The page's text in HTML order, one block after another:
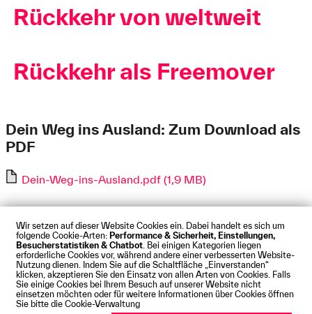
Wir setzen auf dieser Website Cookies ein. Dabei handelt es sich um
folgende Cookie-Arten: Performance & Sicherheit, Einstellungen,
Besucherstatistiken & Chatbot . Bei einigen Kategorien liegen
erforderliche Cookies vor, während andere einer verbesserten Website-
Nutzung dienen. Indem Sie auf die Schaltfläche „Einverstanden“
klicken, akzeptieren Sie den Einsatz von allen Arten von Cookies. Falls
Sie einige Cookies bei Ihrem Besuch auf unserer Website nicht
einsetzen möchten oder für weitere Informationen über Cookies öffnen
Sie bitte die Cookie-Verwaltung
Rückkehr von weltweit
Rückkehr als Freemover
Dein Weg ins Ausland: Zum Download als
PDF
Dein-Weg-ins-Ausland.pdf (1,9 MB)
Impressum Datenschutz Cookies
Barrierefreiheit
Kontakt Presse Anfahrt Intranet Webmail
© Technische Hochschule Augsburg